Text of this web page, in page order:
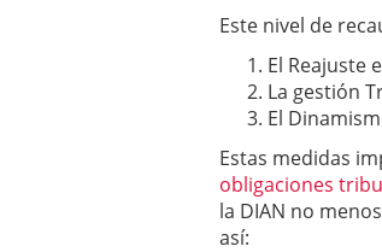
Este nivel de
El Reajuste
La gestión
El
Estas medidas
obligaciones
la DIAN no
así: